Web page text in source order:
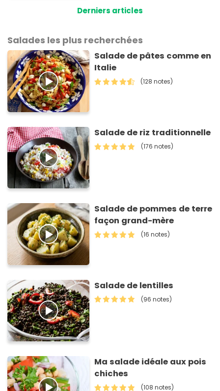
Derniers articles
Salades les plus recherchées
Salade de pâtes comme en
Italie
(128 notes)
Salade de riz traditionnelle
(176 notes)
Salade de pommes de terre
façon grand-mère
(16 notes)
Salade de lentilles
(96 notes)
Ma salade idéale aux pois
chiches
(108 notes)